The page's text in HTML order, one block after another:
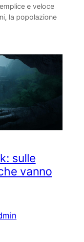
e veloce
la popolazione
sulle
vanno